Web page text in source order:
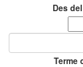
Des del
Terme